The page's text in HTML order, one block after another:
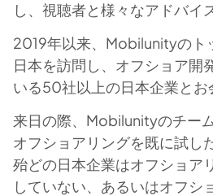
し、視聴者と様々なアドバイ
2019年以来、Mobilunityのト
日本を訪問し、オフショア開
いる50社以上の日本企業とお
来日の際、Mobilunityのチー
オフショアリングを既に試し
殆どの日本企業はオフショア
していない、あるいはオフシ